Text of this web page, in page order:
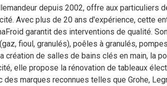
depuis 2002, offre aux particuliers
Avec plus de 20 ans d'expérience, cette
garantit des interventions de qualité.
fioul, granulés), poêles à granulés,
création de salles de bains clés en main, la
elle propose la rénovation de tableaux
marques reconnues telles que Grohe,